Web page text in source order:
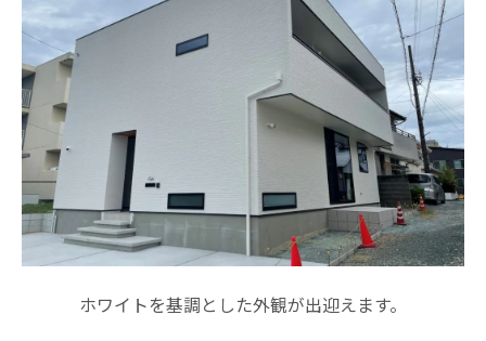
ホワイトを基調とした外観が出迎えます。